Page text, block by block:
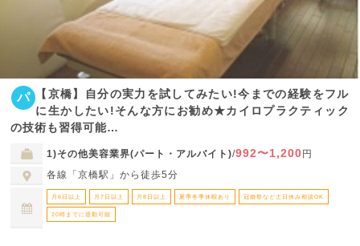
パ
【京橋】自分の実力を試してみたい!今までの経験をフル
に生かしたい!そんな方にお勧め★カイロプラクティック
の技術も習得可能…
1)その他美容業界(パート・アルバイト)/992〜1,200 円
各線「京橋駅」から徒歩5分
月6日以上 月7日以上 月8日以上 夏季冬季休暇あり 冠婚祭など土日休み相談OK
20時までに退勤可能